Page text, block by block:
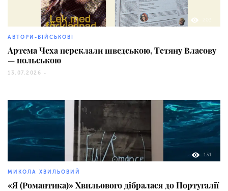
АВТОРИ-ВІЙСЬКОВІ
Артема Чеха переклали шведською, Тетяну Власову
— польською
13.07.2026 -
131
МИКОЛА ХВИЛЬОВИЙ
«Я (Романтика)» Хвильового дібралася до Португалії